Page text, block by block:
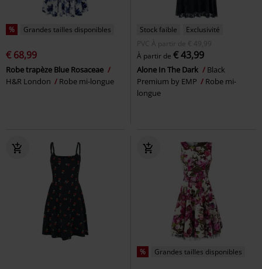
% Grandes tailles disponibles
€ 68,99
Robe trapèze Blue Rosaceae
H&R London
Robe mi-longue
Stock faible
Exclusivité
PVC
À partir de € 49,99
À partir de € 43,99
Alone In The Dark
Black
Premium by EMP
Robe mi-
longue
% Grandes tailles disponibles